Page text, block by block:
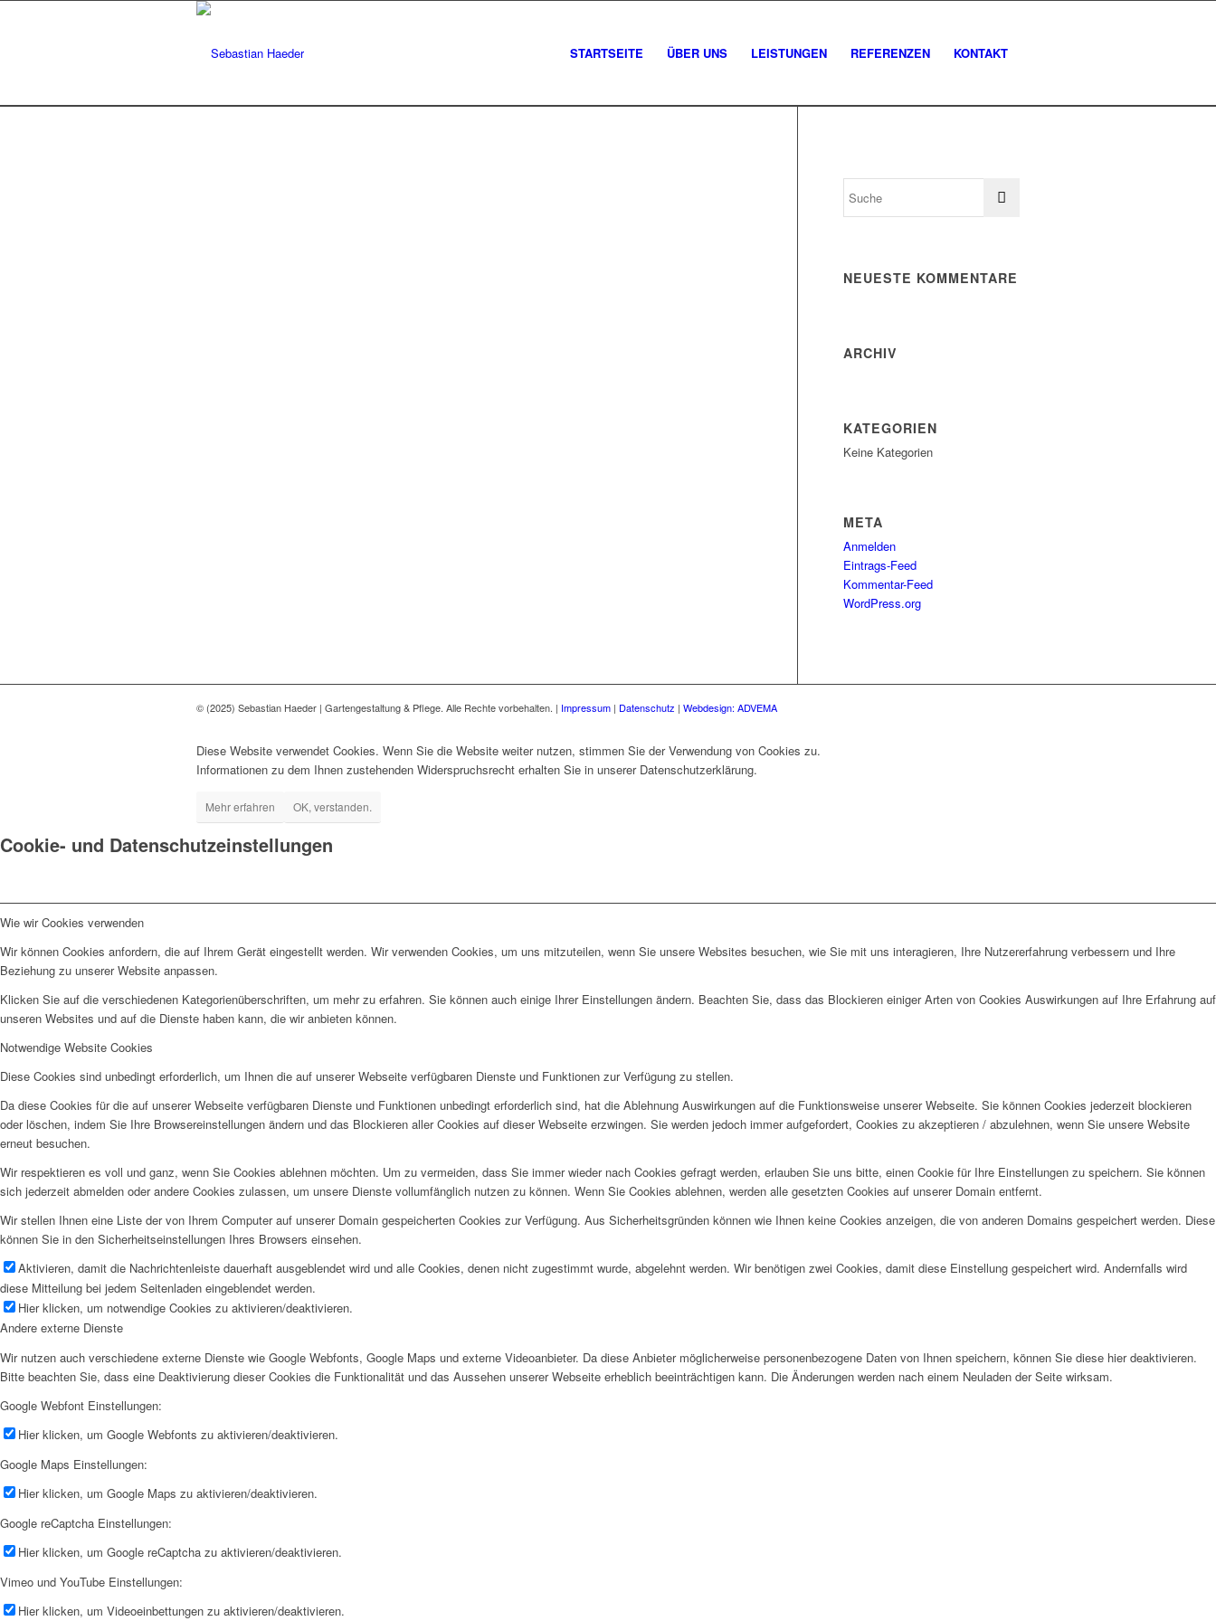
STARTSEITE ÜBER UNS LEISTUNGEN REFERENZEN KONTAKT
NEUESTE KOMMENTARE
ARCHIV
KATEGORIEN
Keine Kategorien
META
Anmelden
Eintrags-Feed
Kommentar-Feed
WordPress.org
© (2025) Sebastian Haeder | Gartengestaltung & Pflege. Alle Rechte vorbehalten. | Impressum | Datenschutz | Webdesign: ADVEMA
Diese Website verwendet Cookies. Wenn Sie die Website weiter nutzen, stimmen Sie der Verwendung von Cookies zu.
Informationen zu dem Ihnen zustehenden Widerspruchsrecht erhalten Sie in unserer Datenschutzerklärung.
Mehr erfahren OK, verstanden.
Cookie- und Datenschutzeinstellungen
Wie wir Cookies verwenden
Wir können Cookies anfordern, die auf Ihrem Gerät eingestellt werden. Wir verwenden Cookies, um uns mitzuteilen, wenn Sie unsere Websites besuchen, wie Sie mit uns interagieren, Ihre Nutzererfahrung verbessern und Ihre
Beziehung zu unserer Website anpassen.
Klicken Sie auf die verschiedenen Kategorienüberschriften, um mehr zu erfahren. Sie können auch einige Ihrer Einstellungen ändern. Beachten Sie, dass das Blockieren einiger Arten von Cookies Auswirkungen auf Ihre Erfahrung auf
unseren Websites und auf die Dienste haben kann, die wir anbieten können.
Notwendige Website Cookies
Diese Cookies sind unbedingt erforderlich, um Ihnen die auf unserer Webseite verfügbaren Dienste und Funktionen zur Verfügung zu stellen.
Da diese Cookies für die auf unserer Webseite verfügbaren Dienste und Funktionen unbedingt erforderlich sind, hat die Ablehnung Auswirkungen auf die Funktionsweise unserer Webseite. Sie können Cookies jederzeit blockieren
oder löschen, indem Sie Ihre Browsereinstellungen ändern und das Blockieren aller Cookies auf dieser Webseite erzwingen. Sie werden jedoch immer aufgefordert, Cookies zu akzeptieren / abzulehnen, wenn Sie unsere Website
erneut besuchen.
Wir respektieren es voll und ganz, wenn Sie Cookies ablehnen möchten. Um zu vermeiden, dass Sie immer wieder nach Cookies gefragt werden, erlauben Sie uns bitte, einen Cookie für Ihre Einstellungen zu speichern. Sie können
sich jederzeit abmelden oder andere Cookies zulassen, um unsere Dienste vollumfänglich nutzen zu können. Wenn Sie Cookies ablehnen, werden alle gesetzten Cookies auf unserer Domain entfernt.
Wir stellen Ihnen eine Liste der von Ihrem Computer auf unserer Domain gespeicherten Cookies zur Verfügung. Aus Sicherheitsgründen können wie Ihnen keine Cookies anzeigen, die von anderen Domains gespeichert werden. Diese
können Sie in den Sicherheitseinstellungen Ihres Browsers einsehen.
Aktivieren, damit die Nachrichtenleiste dauerhaft ausgeblendet wird und alle Cookies, denen nicht zugestimmt wurde, abgelehnt werden. Wir benötigen zwei Cookies, damit diese Einstellung gespeichert wird. Andernfalls wird
diese Mitteilung bei jedem Seitenladen eingeblendet werden.
Hier klicken, um notwendige Cookies zu aktivieren/deaktivieren.
Andere externe Dienste
Wir nutzen auch verschiedene externe Dienste wie Google Webfonts, Google Maps und externe Videoanbieter. Da diese Anbieter möglicherweise personenbezogene Daten von Ihnen speichern, können Sie diese hier deaktivieren.
Bitte beachten Sie, dass eine Deaktivierung dieser Cookies die Funktionalität und das Aussehen unserer Webseite erheblich beeinträchtigen kann. Die Änderungen werden nach einem Neuladen der Seite wirksam.
Google Webfont Einstellungen:
Hier klicken, um Google Webfonts zu aktivieren/deaktivieren.
Google Maps Einstellungen:
Hier klicken, um Google Maps zu aktivieren/deaktivieren.
Google reCaptcha Einstellungen:
Hier klicken, um Google reCaptcha zu aktivieren/deaktivieren.
Vimeo und YouTube Einstellungen:
Hier klicken, um Videoeinbettungen zu aktivieren/deaktivieren.